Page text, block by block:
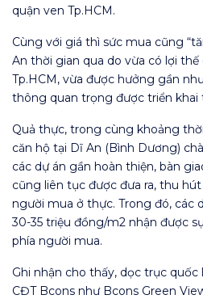
quận ven Tp.HCM.
Cùng với giá thì sức mua cũng
An thời gian qua do vừa có lợi thế
Tp.HCM, vừa được hưởng gần
thông quan trọng được triển khai
Quả thực, trong cùng khoảng
căn hộ tại Dĩ An (Bình Dương)
các dự án gần hoàn thiện, bàn
cũng liên tục được đưa ra, thu
người mua ở thực. Trong đó, các
30-35 triệu đồng/m2 nhận được
phía người mua.
Ghi nhận cho thấy, dọc trục quốc
CĐT Bcons như Bcons Green